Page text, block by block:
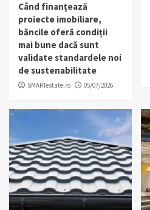
Când finanțează
proiecte imobiliare,
băncile oferă condiții
mai bune dacă sunt
validate standardele noi
de sustenabilitate
SMARTestate.ro 05/07/2026